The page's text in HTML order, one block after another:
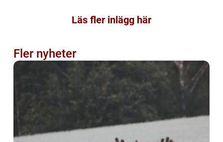
Läs fler inlägg här
Fler nyheter